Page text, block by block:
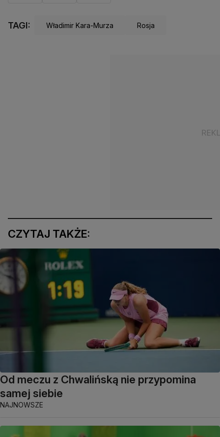
TAGI: Władimir Kara-Murza Rosja
CZYTAJ TAKŻE:
Od meczu z Chwalińską nie przypomina
samej siebie
NAJNOWSZE